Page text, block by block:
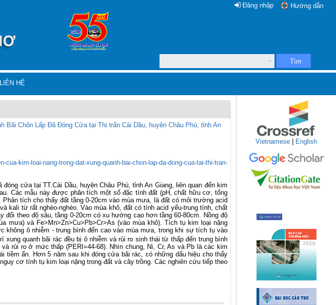
Hướng dẫn
Đăng nhập
Tìm
LIÊN HỆ
Bãi Chôn Lấp Đã Đóng Cửa tại Thị trấn Cái Dầu, huyện Châu Phú, tỉnh An
kim-loai-nang-trong-dat-xung-quanh-bai-chon-lap-da-dong-cua-tai-thi-tran-
cửa tại TT.Cái Dầu, huyện Châu Phú, tỉnh An Giang, liên quan đến kim
Các mẫu này được phân tích một số đặc tính đất (pH, chất hữu cơ, tổng
tích cho thấy đất tầng 0-20cm vào mùa mưa, là đất có môi trường acid
kali từ rất nghèo-nghèo. Vào mùa khô, đất có tính acid yếu-trung tính, chất
theo độ sâu, tầng 0-20cm có xu hướng cao hơn tầng 60-80cm. Nồng độ
mưa) và Fe>Mn>Zn>Cu>Pb>Cr>As (vào mùa khô). Tích tụ kim loại nặng
ô nhiễm - trung bình đến cao vào mùa mưa, trong khi sự tích tụ vào
quanh bãi rác đều bị ô nhiễm và rủi ro sinh thái từ thấp đến trung bình
rủi ro ở mức thấp (PERI=44-68). Nhìn chung, Ni, Cr, As và Pb là các kim
tiềm ẩn. Hơn 5 năm sau khi đóng cửa bãi rác, có những dấu hiệu cho thấy
cơ tính tụ kim loại nặng trong đất và cây trồng. Các nghiên cứu tiếp theo
Vietnamese English